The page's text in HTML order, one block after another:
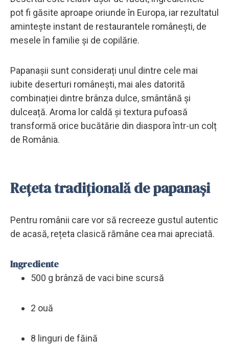
pot fi găsite aproape oriunde în Europa, iar rezultatul
amintește instant de restaurantele românești, de
mesele în familie și de copilărie.
Papanașii sunt considerați unul dintre cele mai
iubite deserturi românești, mai ales datorită
combinației dintre brânza dulce, smântână și
dulceață. Aroma lor caldă și textura pufoasă
transformă orice bucătărie din diaspora într-un colț
de România.
Rețeta tradițională de papanași
Pentru românii care vor să recreeze gustul autentic
de acasă, rețeta clasică rămâne cea mai apreciată.
Ingrediente
500 g brânză de vaci bine scursă
2 ouă
8 linguri de făină